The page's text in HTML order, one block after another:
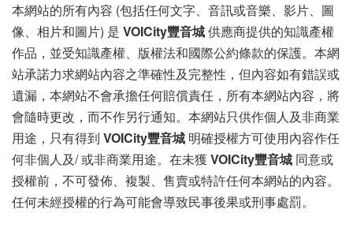
本網站的所有內容 (包括任何文字、音訊或音樂、影片、圖
像、相片和圖片) 是 VOICity豐音城供應商提供的知識產權
作品，並受知識產權、版權法和國際公約條款的保護。本網
站承諾力求網站內容之準確性及完整性，但內容如有錯誤或
遺漏，本網站不會承擔任何賠償責任，所有本網站內容，將
會隨時更改，而不作另行通知。本網站只供作個人及非商業
用途，只有得到 VOICity豐音城 明確授權方可使用內容作任
何非個人及/ 或非商業用途。在未獲 VOICity豐音城 同意或
授權前，不可發佈、複製、售賣或特許任何本網站的內容。
任何未經授權的行為可能會導致民事後果或刑事處罰。